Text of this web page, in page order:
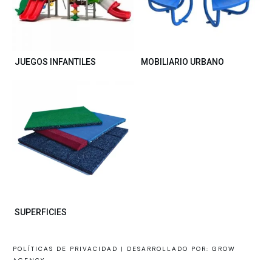
JUEGOS INFANTILES MOBILIARIO URBANO
SUPERFICIES
POLÍTICAS DE PRIVACIDAD |
DESARROLLADO POR: GROW